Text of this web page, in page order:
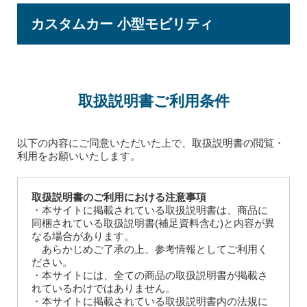
カスタムカー 小型モビリティ
取扱説明書ご利⽤条件
以下の内容にご同意いただいた上で、取扱説明書の閲覧・
利用をお願いいたします。
取扱説明書のご利用における注意事項
・本サイトに掲載されている取扱説明書は、商品に
同梱されている取扱説明書(補足資料含む)と内容が異
なる場合があります。
あらかじめご了承の上、参考情報としてご利用く
ださい。
・本サイトには、全ての商品の取扱説明書が掲載さ
れているわけではありません。
・本サイトに掲載されている取扱説明書内の法規に